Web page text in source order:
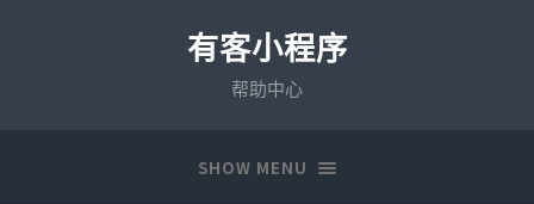
有客小程序
帮助中心
SHOW MENU